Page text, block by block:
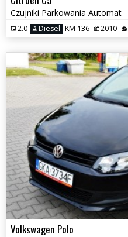
Czujniki Parkowania Automat
2.0 Diesel KM 136 2010
Volkswagen Polo